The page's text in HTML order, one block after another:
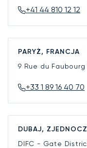
+41 44 810 12 12
PARYŻ, FRANCJA
9 Rue du
+33 1 89 16 40 70
DUBAJ,
DIFC - Gate